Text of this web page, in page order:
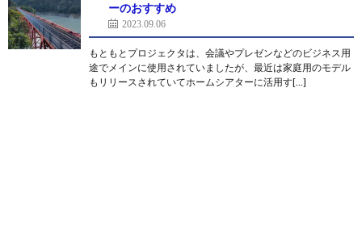
ーのおすすめ
2023.09.06
もともとプロジェクタは、会議やプレゼンなどのビジネス用
途でメインに使用されていましたが、最近は家庭用のモデル
もリリースされていてホームシアターに活用す[…]